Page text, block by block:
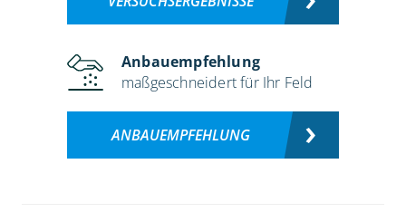
Anbauempfehlung
maßgeschneidert für Ihr Feld
ANBAUEMPFEHLUNG